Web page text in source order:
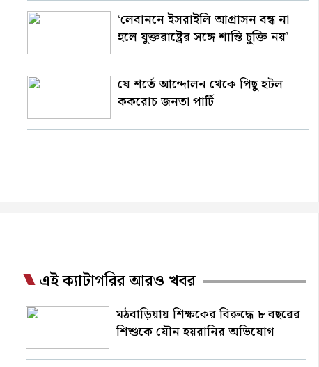
‘লেবাননে ইসরাইলি আগ্রাসন বন্ধ না
হলে যুক্তরাষ্ট্রের সঙ্গে শান্তি চুক্তি নয়’
যে শর্তে আন্দোলন থেকে পিছু হটল
ককরোচ জনতা পার্টি
এই ক্যাটাগরির আরও খবর
মঠবাড়িয়ায় শিক্ষকের বিরুদ্ধে ৮ বছরের
শিশুকে যৌন হয়রানির অভিযোগ